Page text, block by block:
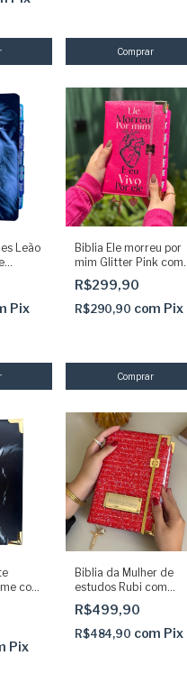
Leão
Pix
Biblia Ele morreu por
mim Glitter Pink com
Abas adesivas e
elástico Arc Sbb
R$299,90
R$290,90 com Pix
com
dura
Pix
Biblia da Mulher de
estudos Rubi com
placa Forte e Corajosa
pingentes e elástico
R$499,90
R$484,90 com Pix